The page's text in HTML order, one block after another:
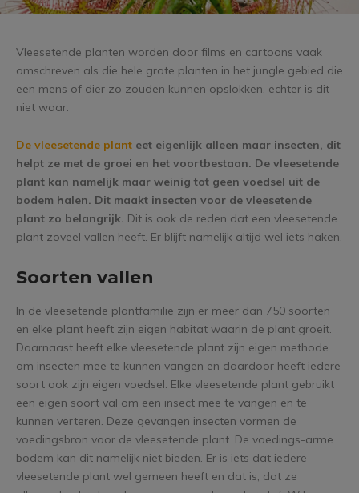
Vleesetende planten worden door films en cartoons vaak
omschreven als die hele grote planten in het jungle gebied die
een mens of dier zo zouden kunnen opslokken, echter is dit
niet waar.
De vleesetende plant eet eigenlijk alleen maar insecten, dit
helpt ze met de groei en het voortbestaan. De vleesetende
plant kan namelijk maar weinig tot geen voedsel uit de
bodem halen. Dit maakt insecten voor de vleesetende
plant zo belangrijk. Dit is ook de reden dat een vleesetende
plant zoveel vallen heeft. Er blijft namelijk altijd wel iets haken.
Soorten vallen
In de vleesetende plantfamilie zijn er meer dan 750 soorten
en elke plant heeft zijn eigen habitat waarin de plant groeit.
Daarnaast heeft elke vleesetende plant zijn eigen methode
om insecten mee te kunnen vangen en daardoor heeft iedere
soort ook zijn eigen voedsel. Elke vleesetende plant gebruikt
een eigen soort val om een insect mee te vangen en te
kunnen verteren. Deze gevangen insecten vormen de
voedingsbron voor de vleesetende plant. De voedings-arme
bodem kan dit namelijk niet bieden. Er is iets dat iedere
vleesetende plant wel gemeen heeft en dat is, dat ze